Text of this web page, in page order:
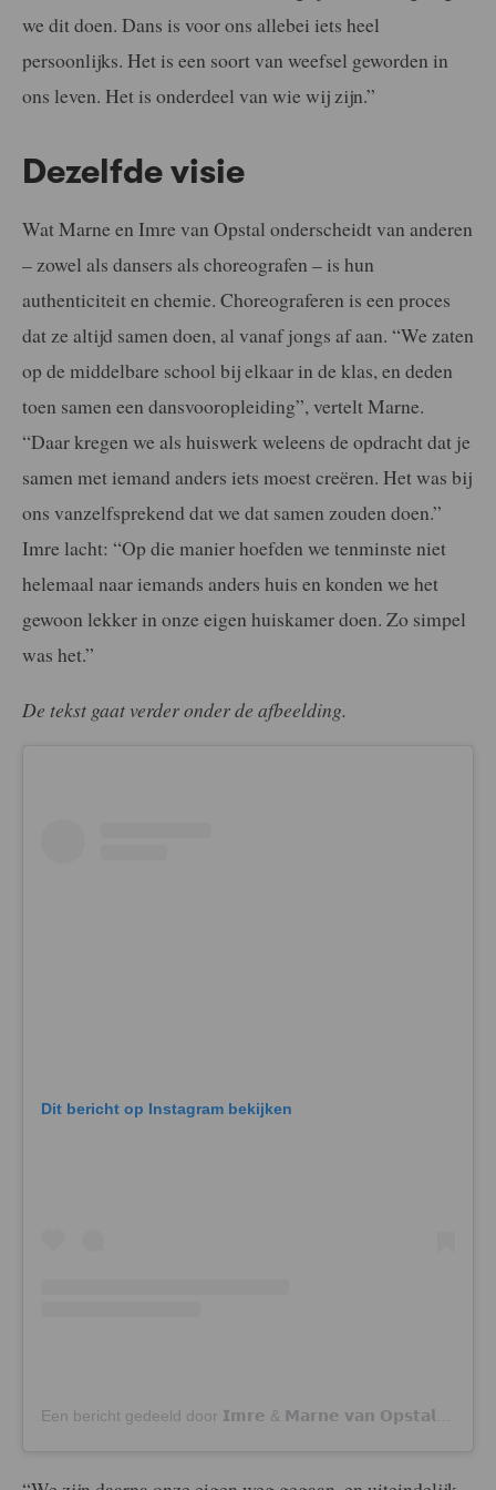
we dit doen. Dans is voor ons allebei iets heel
persoonlijks. Het is een soort van weefsel geworden in
ons leven. Het is onderdeel van wie wij zijn.”
Dezelfde visie
Wat Marne en Imre van Opstal onderscheidt van anderen
– zowel als dansers als choreografen – is hun
authenticiteit en chemie. Choreograferen is een proces
dat ze altijd samen doen, al vanaf jongs af aan. “We zaten
op de middelbare school bij elkaar in de klas, en deden
toen samen een dansvooropleiding”, vertelt Marne.
“Daar kregen we als huiswerk weleens de opdracht dat je
samen met iemand anders iets moest creëren. Het was bij
ons vanzelfsprekend dat we dat samen zouden doen.”
Imre lacht: “Op die manier hoefden we tenminste niet
helemaal naar iemands anders huis en konden we het
gewoon lekker in onze eigen huiskamer doen. Zo simpel
was het.”
De tekst gaat verder onder de afbeelding.
Dit bericht op Instagram bekijken
Een bericht gedeeld door 𝗜𝗺𝗿𝗲 & 𝗠𝗮𝗿𝗻𝗲 𝘃𝗮𝗻 𝗢𝗽𝘀𝘁𝗮𝗹 (@imrevanopstal.marnevanopstal)